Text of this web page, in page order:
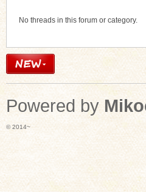
No threads in this forum or category.
Powered by
© 2014~